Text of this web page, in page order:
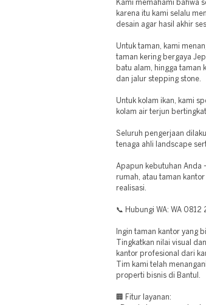
Kami memahami bahwa
karena itu kami selalu
desain agar hasil akhir
Untuk taman, kami
taman kering bergaya
batu alam, hingga taman
dan jalur stepping stone.
Untuk kolam ikan, kami
kolam air terjun
Seluruh pengerjaan
tenaga ahli landscape
Apapun kebutuhan Anda
rumah, atau taman
realisasi.
📞 Hubungi WA: WA 0812
Ingin taman kantor yang
Tingkatkan nilai visual
kantor profesional dari
Tim kami telah
properti bisnis di Bantul.
🏢 Fitur layanan: